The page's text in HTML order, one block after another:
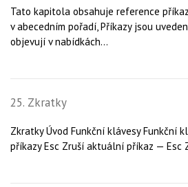
Tato kapitola obsahuje reference
v abecedním pořadí, Příkazy jsou
objevují v nabídkách...
25. Zkratky
Zkratky Úvod Funkční klávesy Funkční
příkazy Esc Zruší aktuální příkaz — Esc